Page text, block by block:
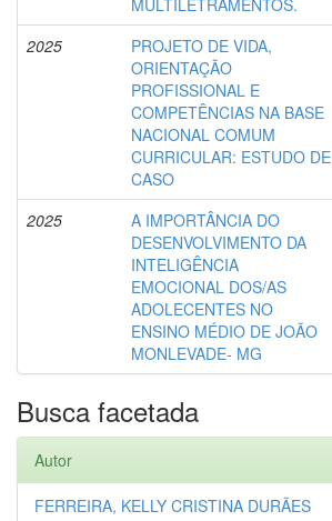
MULTILETRAMENTOS.
2025
PROJETO DE VIDA,
ORIENTAÇÃO
PROFISSIONAL E
COMPETÊNCIAS NA BASE
NACIONAL COMUM
CURRICULAR: ESTUDO DE
CASO
2025
A IMPORTÂNCIA DO
DESENVOLVIMENTO DA
INTELIGÊNCIA
EMOCIONAL DOS/AS
ADOLECENTES NO
ENSINO MÉDIO DE JOÃO
MONLEVADE- MG
Busca facetada
Autor
FERREIRA, KELLY CRISTINA DURÃES